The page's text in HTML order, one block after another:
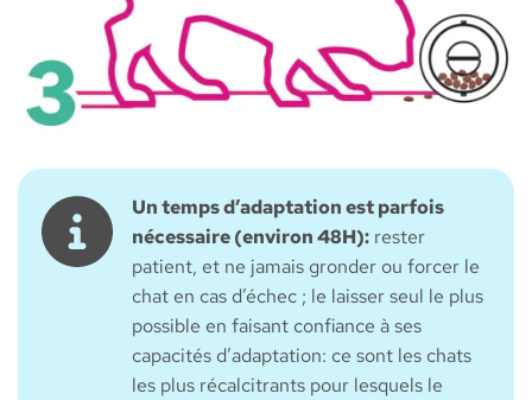
Un temps d’adaptation est parfois
nécessaire (environ 48H): rester
patient, et ne jamais gronder ou forcer le
chat en cas d’échec ; le laisser seul le plus
possible en faisant confiance à ses
capacités d’adaptation: ce sont les chats
les plus récalcitrants pour lesquels le